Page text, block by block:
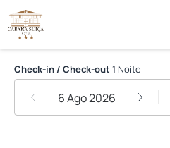
Hotel Cabana Suica
Check-in / Check-out 1 Noite
6 Ago 2026